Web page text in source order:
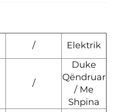
/ Elektrik
/
Duke
Qëndruar
/ Me
Shpina